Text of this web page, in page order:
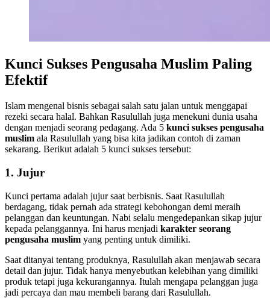
Kunci Sukses Pengusaha Muslim Paling
Efektif
Islam mengenal bisnis sebagai salah satu jalan untuk menggapai
rezeki secara halal. Bahkan Rasulullah juga menekuni dunia usaha
dengan menjadi seorang pedagang. Ada 5 kunci sukses pengusaha
muslim ala Rasulullah yang bisa kita jadikan contoh di zaman
sekarang. Berikut adalah 5 kunci sukses tersebut:
1. Jujur
Kunci pertama adalah jujur saat berbisnis. Saat Rasulullah
berdagang, tidak pernah ada strategi kebohongan demi meraih
pelanggan dan keuntungan. Nabi selalu mengedepankan sikap jujur
kepada pelanggannya. Ini harus menjadi karakter seorang
pengusaha muslim yang penting untuk dimiliki.
Saat ditanyai tentang produknya, Rasulullah akan menjawab secara
detail dan jujur. Tidak hanya menyebutkan kelebihan yang dimiliki
produk tetapi juga kekurangannya. Itulah mengapa pelanggan juga
jadi percaya dan mau membeli barang dari Rasulullah.